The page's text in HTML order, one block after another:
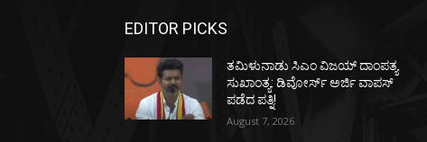
EDITOR PICKS
ತಮಿಳುನಾಡು ಸಿಎಂ ವಿಜಯ್‌ ದಾಂಪತ್ಯ
ಸುಖಾಂತ್ಯ: ಡಿವೋರ್ಸ್‌ ಅರ್ಜಿ ವಾಪಸ್‌
ಪಡೆದ ಪತ್ನಿ!
August 7, 2026